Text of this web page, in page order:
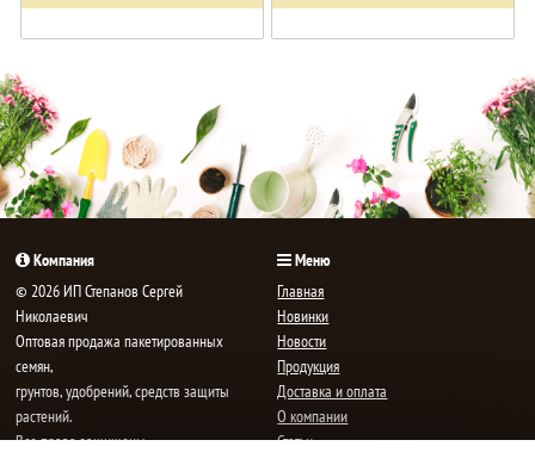
Компания
© 2026 ИП Степанов Сергей
Николаевич
Oптовая продажа пакетированных
семян,
грунтов, удобрений, средств защиты
растений.
Все права защищены.
Меню
Главная
Новинки
Новости
Продукция
Доставка и оплата
О компании
Статьи